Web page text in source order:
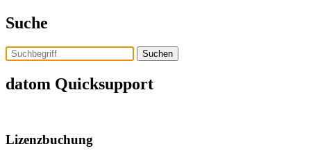
Skip
to
the
content
Suche
datom Quicksupport
Lizenzbuchung